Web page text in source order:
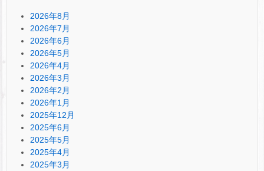
2026年8月
2026年7月
2026年6月
2026年5月
2026年4月
2026年3月
2026年2月
2026年1月
2025年12月
2025年6月
2025年5月
2025年4月
2025年3月